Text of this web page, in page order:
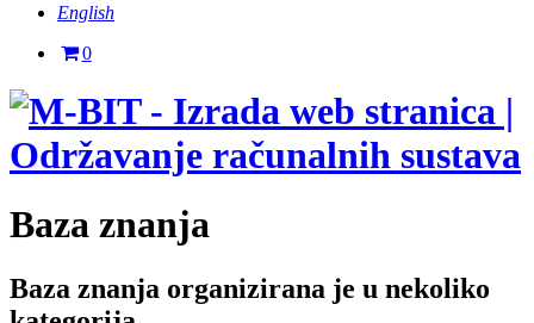
English
0
Baza znanja
Baza znanja organizirana je u nekoliko